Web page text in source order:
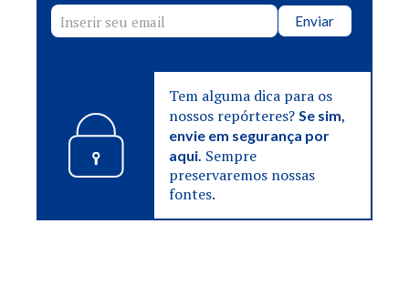
Enviar
Tem alguma dica para os
nossos repórteres?Se sim,
envie em segurança por
aqui. Sempre
preservaremos nossas
fontes.